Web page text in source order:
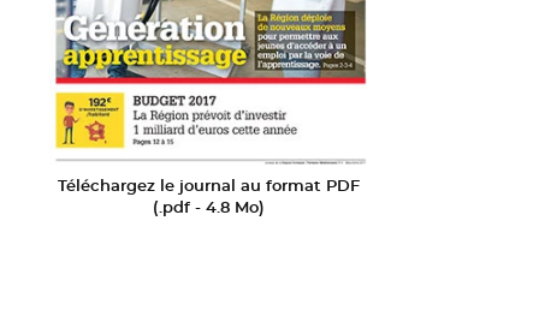
Téléchargez le journal au format PDF
(.pdf - 4.8 Mo)